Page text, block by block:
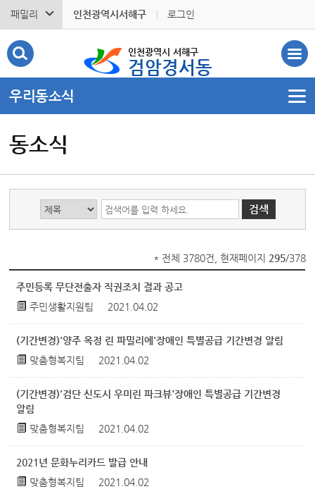
패밀리 인천광역시서해구 로그인
인천광역시 서해구
검암경서동
우리동소식
동소식
* 전체 3780건, 현재페이지 295/378
주민등록 무단전출자 직권조치 결과 공고
주민생활지원팀
2021.04.02
(기간변경)'양주 옥정 린 파밀리에'장애인 특별공급 기간변경 알림
맞춤형복지팀
2021.04.02
(기간변경)'검단 신도시 우미린 파크뷰'장애인 특별공급 기간변경
알림
맞춤형복지팀
2021.04.02
2021년 문화누리카드 발급 안내
맞춤형복지팀
2021.04.02